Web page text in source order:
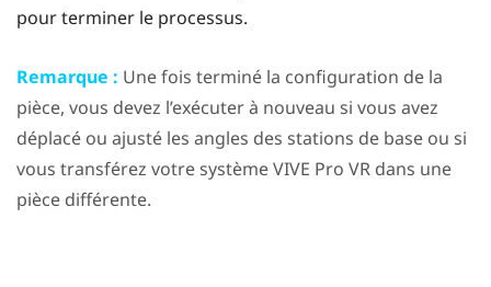
pour terminer le processus.
Remarque : Une fois terminé la configuration de la
pièce, vous devez l’exécuter à nouveau si vous avez
déplacé ou ajusté les angles des stations de base ou si
vous transférez votre systèmeVIVE Pro VR dans une
pièce différente.